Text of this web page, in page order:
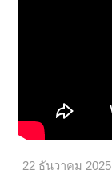
22 ธันวาคม 2025